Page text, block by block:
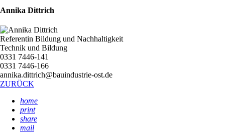
Annika Dittrich
Referentin Bildung und Nachhaltigkeit
Technik und Bildung
0331 7446-141
0331 7446-166
annika.dittrich@bauindustrie-ost.de
ZURÜCK
home
print
share
mail